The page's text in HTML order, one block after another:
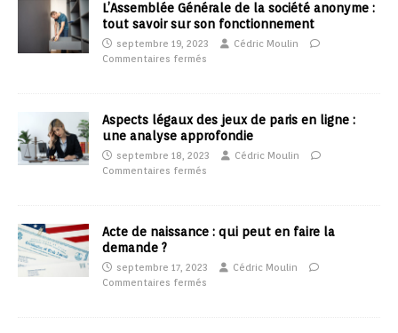
L’Assemblée Générale de la société anonyme :
tout savoir sur son fonctionnement
septembre 19, 2023
Cédric Moulin
Commentaires fermés
Aspects légaux des jeux de paris en ligne :
une analyse approfondie
septembre 18, 2023
Cédric Moulin
Commentaires fermés
Acte de naissance : qui peut en faire la
demande ?
septembre 17, 2023
Cédric Moulin
Commentaires fermés